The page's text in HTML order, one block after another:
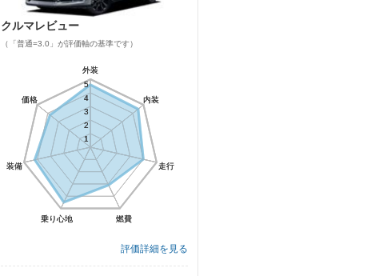
クルマレビュー
（「普通=3.0」が評価軸の基準です）
外装
内装
走行
燃費
乗り心地
装備
価格
1
2
3
4
5
外装
内装
走行
燃費
乗り心地
装備
価格
1
2
3
4
5
評価詳細を見る